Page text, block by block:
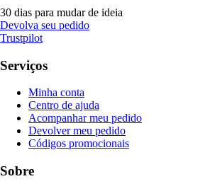
30 dias para mudar de ideia
Devolva seu pedido
Trustpilot
Serviços
Minha conta
Centro de ajuda
Acompanhar meu pedido
Devolver meu pedido
Códigos promocionais
Sobre